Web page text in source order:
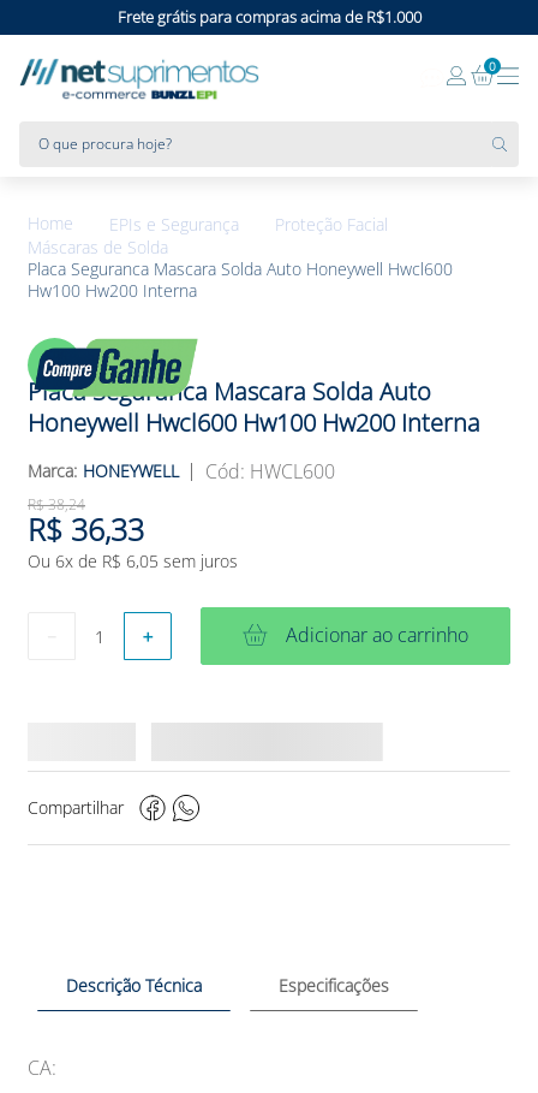
Frete grátis para compras acima de R$1.000
0
EPIs e Segurança
Proteção Facial
Máscaras de Solda
Placa Seguranca Mascara Solda Auto Honeywell Hwcl600
Hw100 Hw200 Interna
5%
OFF
Placa Seguranca Mascara Solda Auto
Honeywell Hwcl600 Hw100 Hw200 Interna
HONEYWELL : HWCL600
R$38,24
R$ 36,33
Ou 6x de R$ 6,05 sem juros
＋ Adicionar ao carrinho
Compartilhar
Descrição Técnica Especificações
CA: